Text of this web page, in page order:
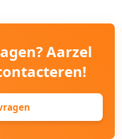
Aarzel